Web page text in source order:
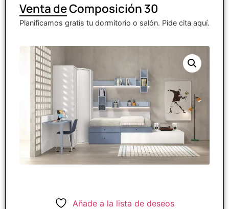
Venta de Composición 30
Planificamos gratis tu dormitorio o salón. Pide cita aquí.
Añade a la lista de deseos